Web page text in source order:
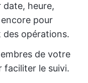
date, heure,
pour
des opérations.
de votre
faciliter le suivi.